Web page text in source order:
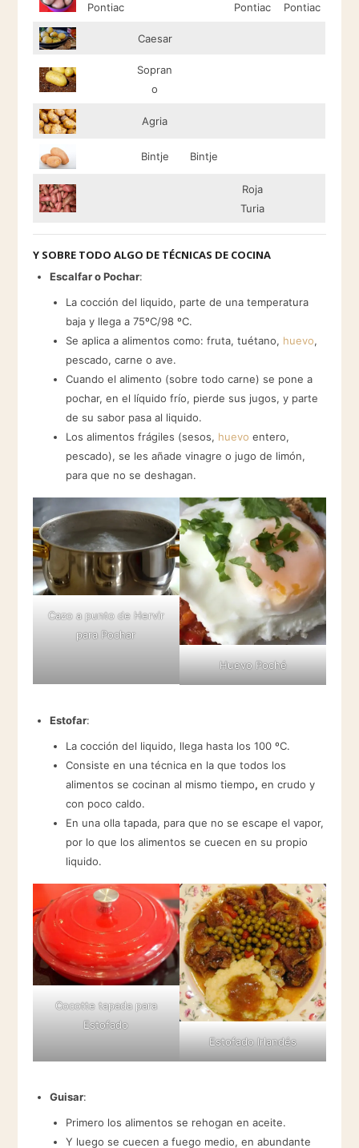
Pontiac
Pontiac
Pontiac
Caesar
Sopran
o
Agria
Bintje Bintje
Roja
Turia
Y SOBRE TODO ALGO DE TÉCNICAS DE COCINA
Escalfar o Pochar:
La cocción del liquido, parte de una temperatura
baja y llega a 75ºC/98 ºC.
Se aplica a alimentos como: fruta, tuétano, huevo,
pescado, carne o ave.
Cuando el alimento (sobre todo carne) se pone a
pochar, en el líquido frío, pierde sus jugos, y parte
de su sabor pasa al liquido.
Los alimentos frágiles (sesos, huevo entero,
pescado), se les añade vinagre o jugo de limón,
para que no se deshagan.
Cazo a punto de Hervir
para Pochar
Huevo Poché
Estofar:
La cocción del liquido, llega hasta los 100 ºC.
Consiste en una técnica en la que todos los
alimentos se cocinan al mismo tiempo, en crudo y
con poco caldo.
En una olla tapada, para que no se escape el vapor,
por lo que los alimentos se cuecen en su propio
liquido.
Cocotte tapada para
Estofado
Estofado Irlandés
Guisar:
Primero los alimentos se rehogan en aceite.
Y luego se cuecen a fuego medio, en abundante